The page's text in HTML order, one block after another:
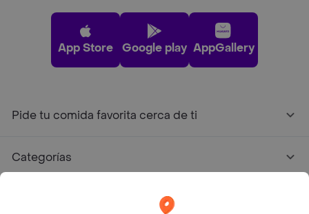
App Store Google play AppGallery
Pide tu comida favorita cerca de ti
Categorías